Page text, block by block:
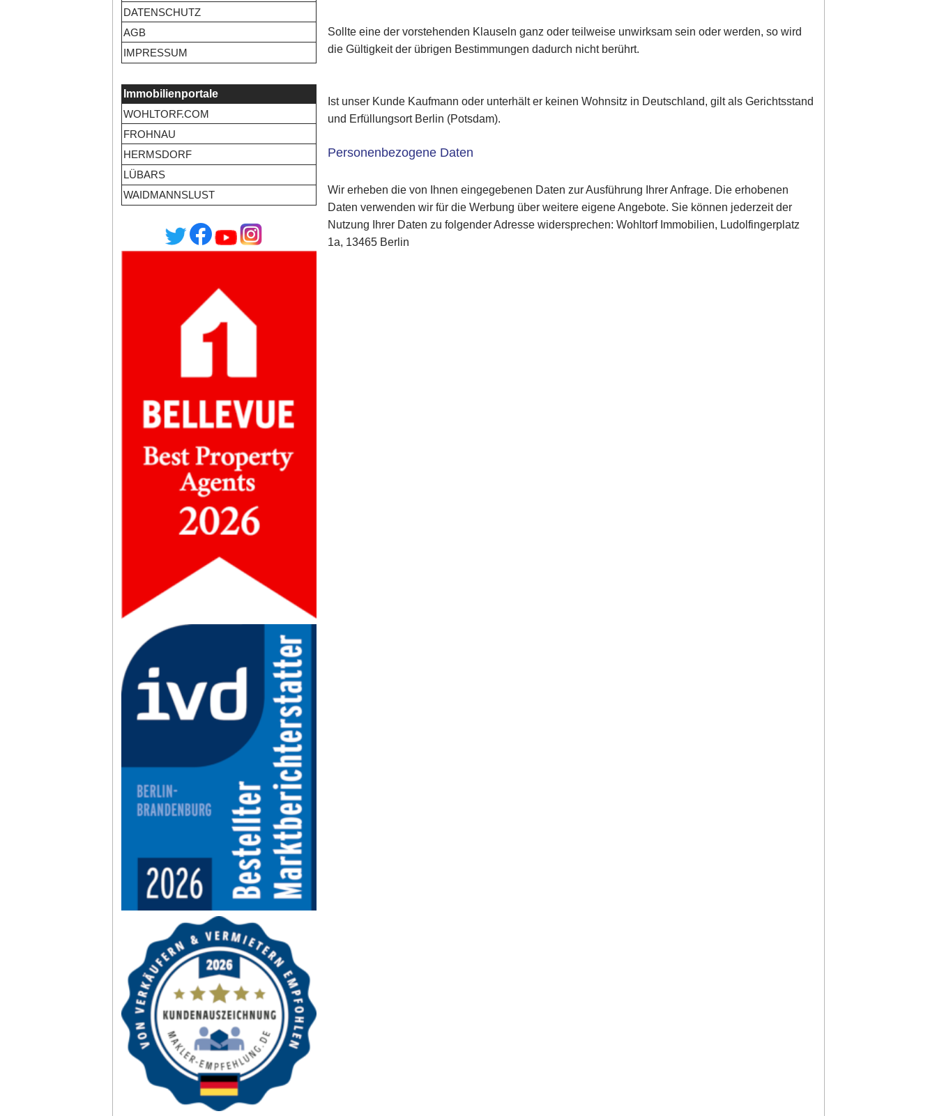
DATENSCHUTZ
AGB
IMPRESSUM
Immobilienportale
WOHLTORF.COM
FROHNAU
HERMSDORF
LÜBARS
WAIDMANNSLUST
Sollte eine der vorstehenden Klauseln ganz oder teilweise unwirksam sein oder werden, so wird
die Gültigkeit der übrigen Bestimmungen dadurch nicht berührt.
Ist unser Kunde Kaufmann oder unterhält er keinen Wohnsitz in Deutschland, gilt als Gerichtsstand
und Erfüllungsort Berlin (Potsdam).
Personenbezogene Daten
Wir erheben die von Ihnen eingegebenen Daten zur Ausführung Ihrer Anfrage. Die erhobenen
Daten verwenden wir für die Werbung über weitere eigene Angebote. Sie können jederzeit der
Nutzung Ihrer Daten zu folgender Adresse widersprechen: Wohltorf Immobilien, Ludolfingerplatz
1a, 13465 Berlin